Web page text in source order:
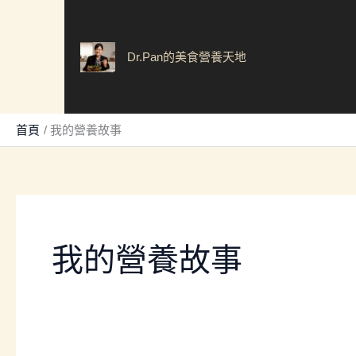
容
Dr.Pan的美食營養天地
首頁 我的營養故事
我的營養故事